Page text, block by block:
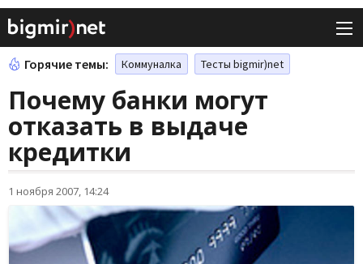
Горячие темы: Коммуналка Тесты bigmir)net
Почему банки могут
отказать в выдаче
кредитки
1 ноября 2007, 14:24